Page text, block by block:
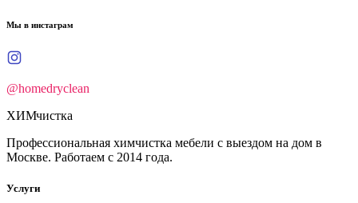
Мы в инстаграм
@homedryclean
ХИМчистка
Профессиональная химчистка мебели с выездом на дом в
Москве. Работаем с 2014 года.
Услуги